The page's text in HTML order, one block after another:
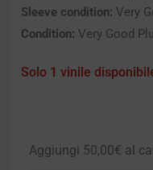
Sleeve condition: Very
Condition: Very Good
Solo 1 vinile
Aggiungi 50,00€ al